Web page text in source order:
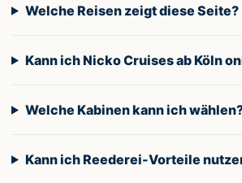
Welche Reisen zeigt diese Seite?
Kann ich Nicko Cruises ab Köln
Welche Kabinen kann ich
Kann ich Reederei-Vorteile